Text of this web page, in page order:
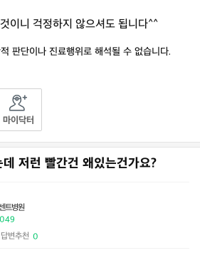
이니 걱정하지 않으셔도 됩니다^^
판단이나 진료행위로 해석될 수 없습니다.
마이닥터
저런 빨간건 왜있는건가요?
트병원
답변추천 0